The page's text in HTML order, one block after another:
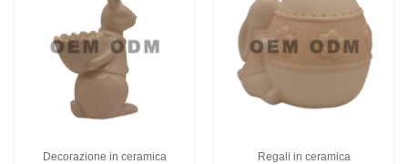
Decorazione in ceramica Regali in ceramica